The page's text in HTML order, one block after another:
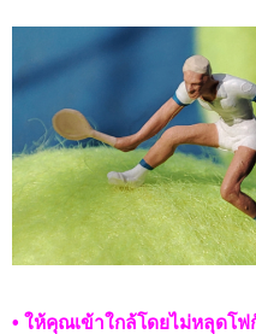
• ให้คุณเข้าใกล้โดยไม่หลุดโฟ